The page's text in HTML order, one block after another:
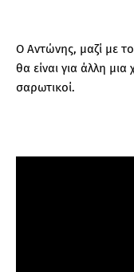
Ο Αντώνης, μαζί με
θα είναι για άλλη
σαρωτικοί.